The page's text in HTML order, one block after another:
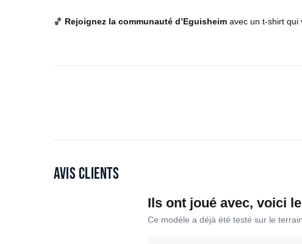
🏀 Rejoignez la communauté d’Eguisheim avec un t-shirt qui
Avis clients
Ils ont joué avec, voici
Ce modèle a déjà été testé sur le